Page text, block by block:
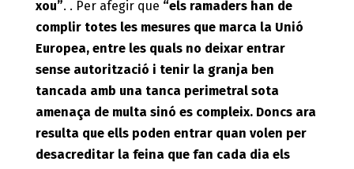
xou”. . Per afegir que “els ramaders han de
complir totes les mesures que marca la Unió
Europea, entre les quals no deixar entrar
sense autorització i tenir la granja ben
tancada amb una tanca perimetral sota
amenaça de multa sinó es compleix. Doncs ara
resulta que ells poden entrar quan volen per
desacreditar la feina que fan cada dia els